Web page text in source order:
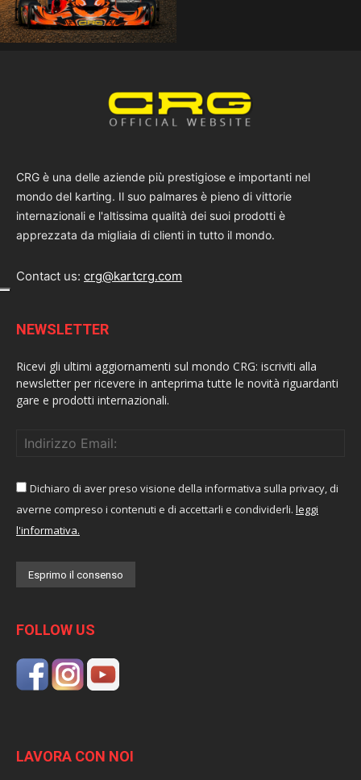
CRG è una delle aziende più prestigiose e importanti nel
mondo del karting. Il suo palmares è pieno di vittorie
internazionali e l'altissima qualità dei suoi prodotti è
apprezzata da migliaia di clienti in tutto il mondo.
Contact us: crg@kartcrg.com
NEWSLETTER
Ricevi gli ultimi aggiornamenti sul mondo CRG: iscriviti alla
newsletter per ricevere in anteprima tutte le novità riguardanti
gare e prodotti internazionali.
Dichiaro di aver preso visione della informativa sulla privacy, di
averne compreso i contenuti e di accettarli e condividerli. leggi
l'informativa.
FOLLOW US
LAVORA CON NOI